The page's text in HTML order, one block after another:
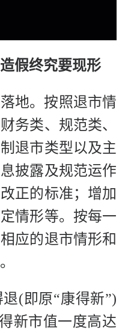
假终究要现形
地。按照退市情
务类、规范类、
退市类型以及主
披露及规范运作
正的标准；增加
情形等。按每一
应的退市情形和
(即原“康得新”)
新市值一度高达